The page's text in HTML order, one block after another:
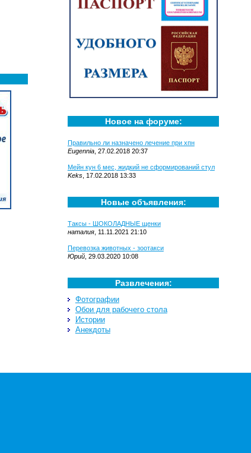
Новое на форуме:
Правильно ли назначено лечение при хпн
Eugennia, 27.02.2018 20:37
Мейн кун 6 мес, жидкий не сформирований стул
Keks, 17.02.2018 13:33
Новые объявления:
Таксы - ШОКОЛАДНЫЕ щенки
наталия, 11.11.2021 21:10
Перевозка животных - зоотакси
Юрий, 29.03.2020 10:08
Развлечения:
Фотографии
Обои для рабочего стола
Истории
Анекдоты